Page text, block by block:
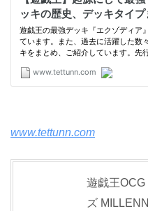
www.tettunn.com
遊戯王
ズ